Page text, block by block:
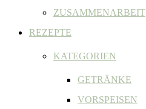
ZUSAMMENARBEIT
REZEPTE
KATEGORIEN
GETRÄNKE
VORSPEISEN